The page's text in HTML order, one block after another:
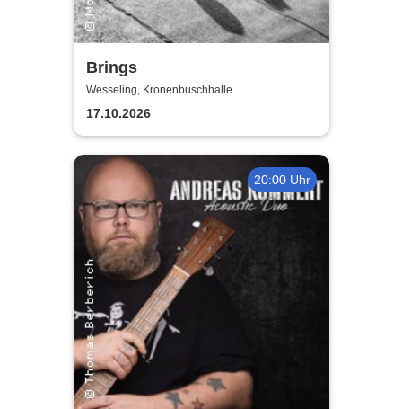
Brings
Wesseling, Kronenbuschhalle
17.10.2026
20:00 Uhr